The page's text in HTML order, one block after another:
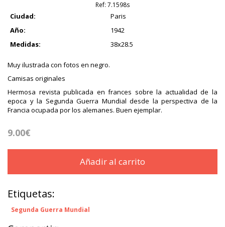
Ref: 7.1598s
Ciudad:
Paris
Año:
1942
Medidas:
38x28.5
Muy ilustrada con fotos en negro.
Camisas originales
Hermosa revista publicada en frances sobre la actualidad de la
epoca y la Segunda Guerra Mundial desde la perspectiva de la
Francia ocupada por los alemanes. Buen ejemplar.
9.00€
Añadir al carrito
Etiquetas:
Segunda Guerra Mundial